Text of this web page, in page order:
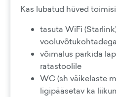
Kas lubatud hüved
tasuta WiFi
vooluvõtukohtadega
võimalus parkida
ratastoolile
WC (sh väikelaste
ligipääsetav ka